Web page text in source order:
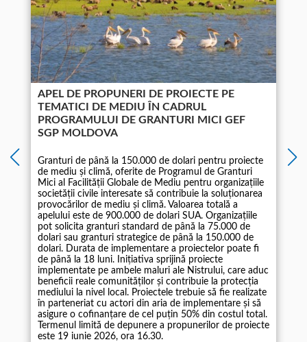
APEL DE PROPUNERI DE PROIECTE PE
TEMATICI DE MEDIU ÎN CADRUL
PROGRAMULUI DE GRANTURI MICI GEF
SGP MOLDOVA
Granturi de până la 150.000 de dolari pentru proiecte
de mediu și climă, oferite de Programul de Granturi
Mici al Facilității Globale de Mediu pentru organizațiile
societății civile interesate să contribuie la soluționarea
provocărilor de mediu și climă. Valoarea totală a
apelului este de 900.000 de dolari SUA. Organizațiile
pot solicita granturi standard de până la 75.000 de
dolari sau granturi strategice de până la 150.000 de
dolari. Durata de implementare a proiectelor poate fi
de până la 18 luni. Inițiativa sprijină proiecte
implementate pe ambele maluri ale Nistrului, care aduc
beneficii reale comunităților și contribuie la protecția
mediului la nivel local. Proiectele trebuie să fie realizate
în parteneriat cu actori din aria de implementare și să
asigure o cofinanțare de cel puțin 50% din costul total.
Termenul limită de depunere a propunerilor de proiecte
este 19 iunie 2026, ora 16.30.